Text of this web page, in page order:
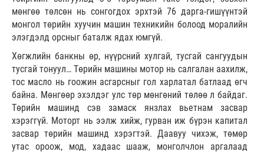
мөнгөө төлсөн нь сонгогдох эрхтэй 76 дарга-гишүүнтэй
монгол төрийн хуучин машин техникийн болоод моралийн
элэгдэлд орсныг баталж ядах юмгүй.
Хөгжлийн банкны өр, нүүрсний хулгай, тусгай сангуудын
тусгай тонуул… Төрийн машины мотор нь салгалан аахилж,
тос масло нь гоожин асгарсныг гол харлатал батлаад өгч
байна. Мөнгөөр эхэлдэг улс төр мөнгөний төлөө л байдаг.
Төрийн машинд сэв замаск янзлах вьетнам засвар
хэрэггүй. Моторт нь ээлж хийж, гурван иж бүрэн капитал
засвар төрийн машинд хэрэгтэй. Даавуу чихэж, төмөр
утас ороож, мод, хадаас шааж, монголчлон аргалаад